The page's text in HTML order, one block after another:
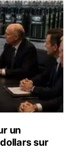
de 500
un
sur